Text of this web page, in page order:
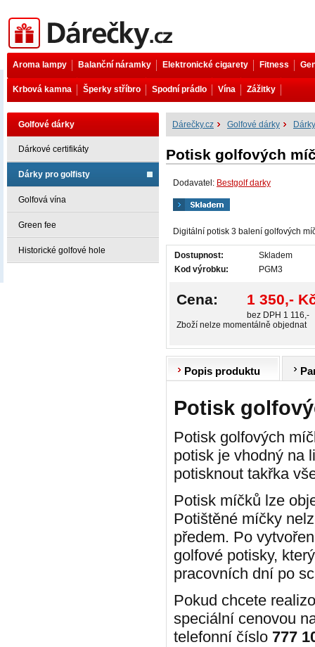
Dárečky.cz
Aroma lampy Balanční náramky Elektronické cigarety Fitness
Krbová kamna Šperky stříbro Spodní prádlo Vína Zážitky
Golfové dárky
Dárkové certifikáty
Dárky pro golfisty
Golfová vína
Green fee
Historické golfové hole
Dárečky.cz Golfové dárky
Potisk golfových
Dodavatel: Bestgolf darky
Digitální potisk 3 balení golfových
Dostupnost:
Skladem
Kod výrobku:
PGM3
Cena: 1 350,-
bez DPH 1 116,-
Zboží nelze momentálně objednat
Popis produktu
Potisk
Potisk golfových
potisk je vhodný na
potisknout takřka
Potisk míčků lze
Potištěné míčky
předem. Po
golfové potisky,
pracovních dní po
Pokud chcete
speciální cenovou
telefonní číslo 777